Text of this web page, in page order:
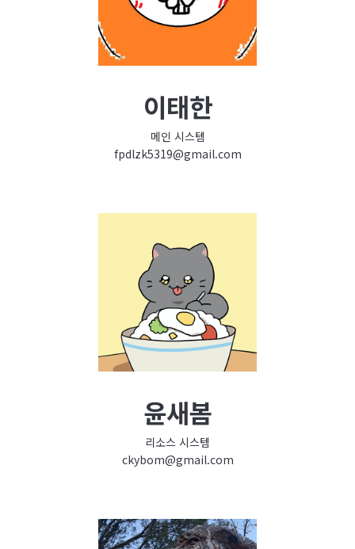
이태한
메인 시스템
fpdlzk5319@gmail.com
윤새봄
리소스 시스템
ckybom@gmail.com